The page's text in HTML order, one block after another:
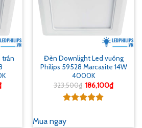
trần
Giá
hiện
Đèn Downlight Led vuông
Philips 59528 Marcasite 14W
4000K
323,500₫ Giá
gốc
là:
186,100₫Giá
hiện
5 sao
Mua ngay